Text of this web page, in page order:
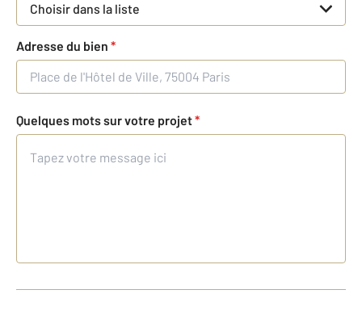
Choisir dans la liste
Adresse du bien *
Quelques mots sur votre projet*